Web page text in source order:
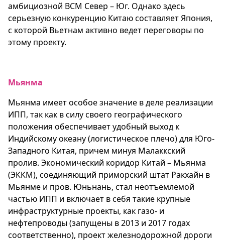
амбициозной ВСМ Север – Юг. Однако здесь
серьезную конкуренцию Китаю составляет Япония,
с которой Вьетнам активно ведет переговоры по
этому проекту.
Мьянма
Мьянма имеет особое значение в деле реализации
ИПП, так как в силу своего географического
положения обеспечивает удобный выход к
Индийскому океану (логистическое плечо) для Юго-
Западного Китая, причем минуя Малаккский
пролив. Экономический коридор Китай – Мьянма
(ЭККМ), соединяющий приморский штат Ракхайн в
Мьянме и пров. Юньнань, стал неотъемлемой
частью ИПП и включает в себя такие крупные
инфраструктурные проекты, как газо- и
нефтепроводы (запущены в 2013 и 2017 годах
соответственно), проект железнодорожной дороги